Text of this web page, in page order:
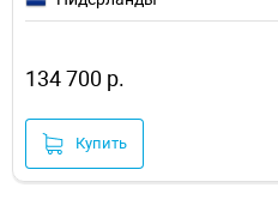
134 700 р.
Купить